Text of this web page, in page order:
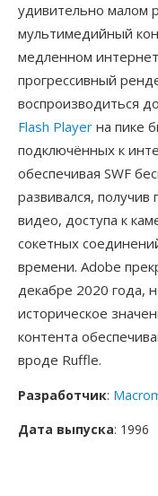
удивительно малом
мультимедийный
медленном
прогрессивный
воспроизводиться
Flash Player на пике
подключённых к
обеспечивая SWF
развивался,
видео, доступа к
сокетных
времени. Adobe
декабре 2020 года,
историческое
контента
вроде Ruffle.
Разработчик:
Дата выпуска: 1996